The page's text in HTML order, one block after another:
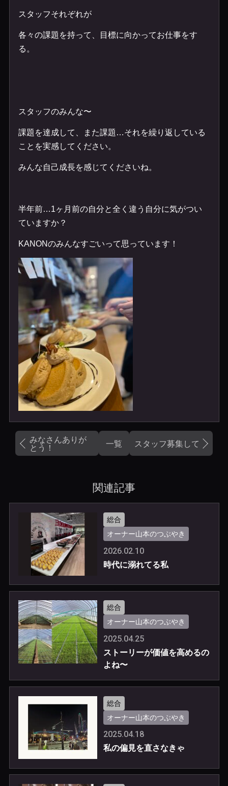
スタッフそれぞれが
各々の課題を持って、目標に向かってお仕事をす
る。
スタッフのみんな〜
課題を達成して、また課題…それを繰り返している
ことを実感してください。
みんな自己成長を感じてくださいね。
半年前…1ヶ月前の自分と全く違う自分に気がつい
ていますか？
KANONのみんなすごいって思っています！
みなさんありが
とう！
一覧 スタッフ募集しています
関連記事
時代に溺れてる私
2026.02.10
総合
オーナー山本のつぶやき
ストーリーが価値を高めるの
よね〜
2025.04.25
総合
オーナー山本のつぶやき
私の偏見を直さなきゃ
2025.04.18
総合
オーナー山本のつぶやき